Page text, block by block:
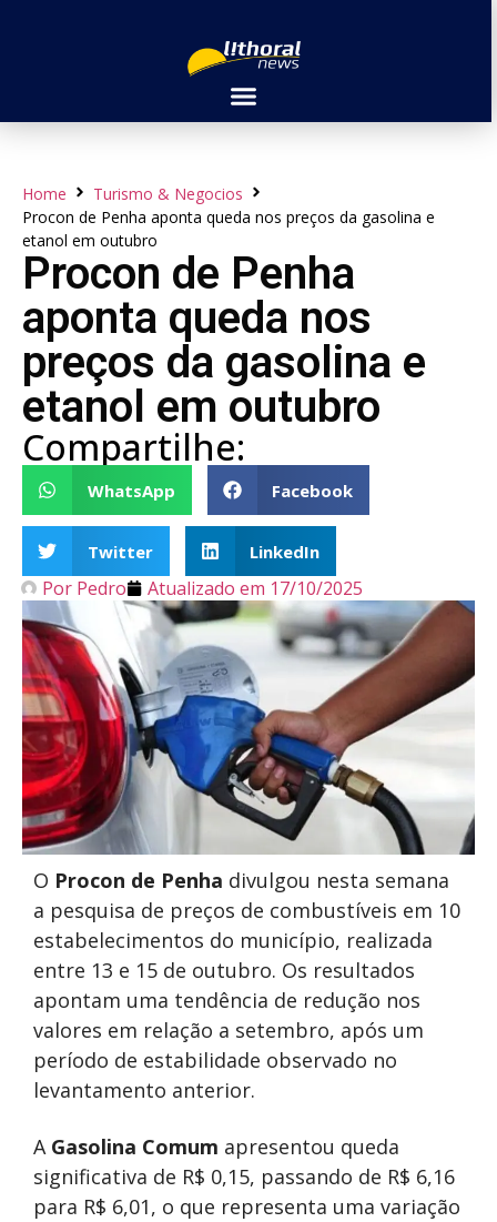
Home
Turismo & Negocios
Procon de Penha aponta queda nos preços da gasolina e
etanol em outubro
Procon de Penha
aponta queda nos
preços da gasolina e
etanol em outubro
Compartilhe:
WhatsApp Facebook
Twitter LinkedIn
Por Pedro Atualizado em 17/10/2025
O Procon de Penha divulgou nesta semana
a pesquisa de preços de combustíveis em 10
estabelecimentos do município, realizada
entre 13 e 15 de outubro. Os resultados
apontam uma tendência de redução nos
valores em relação a setembro, após um
período de estabilidade observado no
levantamento anterior.
A Gasolina Comum apresentou queda
significativa de R$ 0,15, passando de R$ 6,16
para R$ 6,01, o que representa uma variação